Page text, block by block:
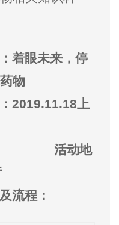
着眼未来，停
物
2019.11.18上
活动地
程：